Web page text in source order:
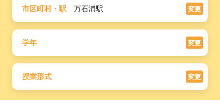
市区町村・駅 万石浦駅 変更
学年 変更
授業形式 変更